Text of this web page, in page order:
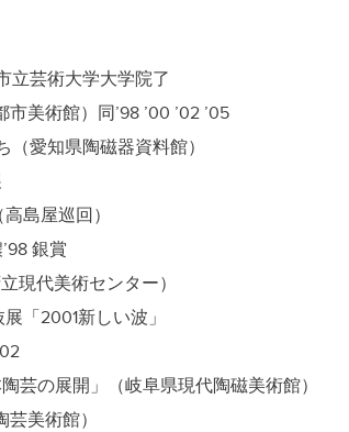
芸術大学大学院了
美術館）同’98 ’00 ’02 ’05
知県陶磁器資料館）
屋巡回）
銀賞
代美術センター）
「2001新しい波」
の展開」（岐阜県現代陶磁美術館）
美術館）